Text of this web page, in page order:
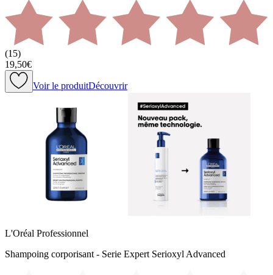
(15)
19,50€
Voir le produitDécouvrir
L'Oréal Professionnel
Shampoing corporisant - Serie Expert Serioxyl Advanced